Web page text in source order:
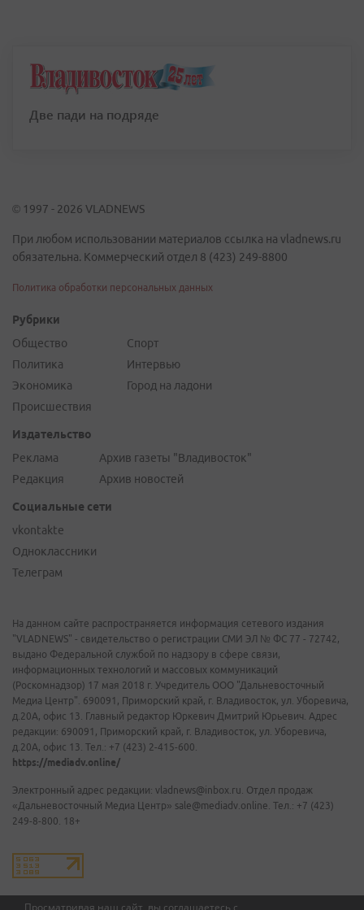
Просматривая наш сайт, вы соглашаетесь с
Две пади на подряде
© 1997 - 2026 VLADNEWS
При любом использовании материалов ссылка на vladnews.ru
обязательна. Коммерческий отдел 8 (423) 249-8800
Политика обработки персональных данных
Рубрики
Общество
Политика
Экономика
Происшествия
Спорт
Интервью
Город на ладони
Издательство
Реклама
Редакция
Архив газеты "Владивосток"
Архив новостей
Социальные сети
vkontakte
Одноклассники
Телеграм
На данном сайте распространяется информация сетевого издания
"VLADNEWS" - свидетельство о регистрации СМИ ЭЛ № ФС 77 - 72742,
выдано Федеральной службой по надзору в сфере связи,
информационных технологий и массовых коммуникаций
(Роскомнадзор) 17 мая 2018 г. Учредитель ООО "Дальневосточный
Медиа Центр". 690091, Приморский край, г. Владивосток, ул. Уборевича,
д.20А, офис 13. Главный редактор Юркевич Дмитрий Юрьевич. Адрес
редакции: 690091, Приморский край, г. Владивосток, ул. Уборевича,
д.20А, офис 13. Тел.: +7 (423) 2-415-600.
https://mediadv.online/
Электронный адрес редакции: vladnews@inbox.ru. Отдел продаж
«Дальневосточный Медиа Центр» sale@mediadv.online. Тел.: +7 (423)
249-8-800. 18+